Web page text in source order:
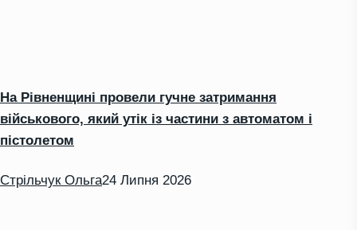
На Рівненщині провели гучне затримання
військового, який утік із частини з автоматом і
пістолетом
Стрільчук Ольга24 Липня 2026